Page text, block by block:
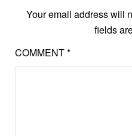
Your email address will
fields
COMMENT*